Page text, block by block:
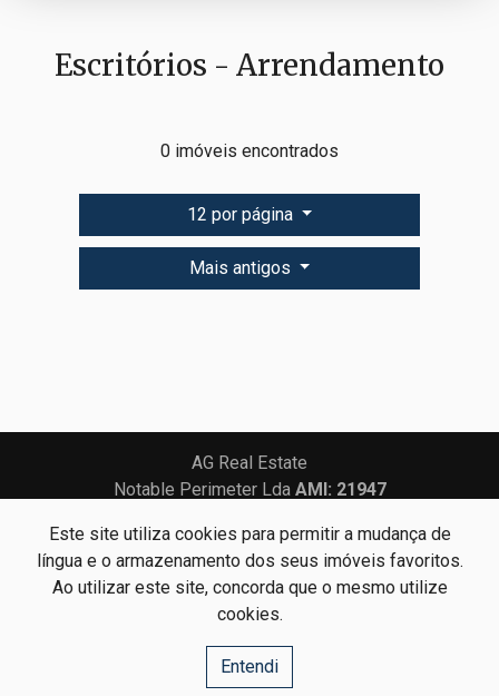
Este site utiliza cookies para permitir a mudança de
língua e o armazenamento dos seus imóveis favoritos.
Ao utilizar este site, concorda que o mesmo utilize
cookies.
Entendi
Escritórios - Arrendamento
0 imóveis encontrados
12 por página
Mais antigos
AG Real Estate
Notable Perimeter Lda AMI: 21947
Centros de Resolução de Litígios
Política de Privacidade
Livro de Reclamações
©2026Powered by